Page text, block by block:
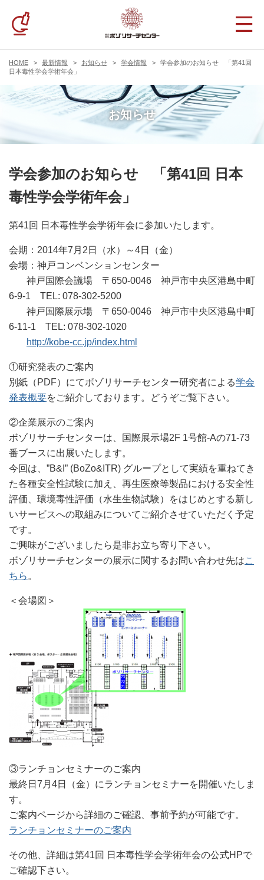
HOME 最新情報 お知らせ 学会情報
学会参加のお知らせ 「第41回
日本毒性学会学術年会」
お知らせ
学会参加のお知らせ 「第41回 日本
毒性学会学術年会」
第41回 日本毒性学会学術年会に参加いたします。
会期：2014年7月2日（水）～4日（金）
会場：神戸コンベンションセンター
神戸国際会議場 〒650-0046 神戸市中央区港島中町
6-9-1 TEL: 078-302-5200
神戸国際展示場 〒650-0046 神戸市中央区港島中町
6-11-1 TEL: 078-302-1020
http://kobe-cc.jp/index.html
①研究発表のご案内
別紙（PDF）にてボゾリサーチセンター研究者による学会
発表概要をご紹介しております。どうぞご覧下さい。
②企業展示のご案内
ボゾリサーチセンターは、国際展示場2F 1号館-Aの71-73
番ブースに出展いたします。
今回は、”B&I” (BoZo&ITR) グループとして実績を重ねてき
た各種安全性試験に加え、再生医療等製品における安全性
評価、環境毒性評価（水生生物試験）をはじめとする新し
いサービスへの取組みについてご紹介させていただく予定
です。
ご興味がございましたら是非お立ち寄り下さい。
ボゾリサーチセンターの展示に関するお問い合わせ先はこ
ちら 。
＜会場図＞
③ランチョンセミナーのご案内
最終日7月4日（金）にランチョンセミナーを開催いたしま
す。
ご案内ページから詳細のご確認、事前予約が可能です。
ランチョンセミナーのご案内
その他、詳細は第41回 日本毒性学会学術年会の公式HPで
ご確認下さい。